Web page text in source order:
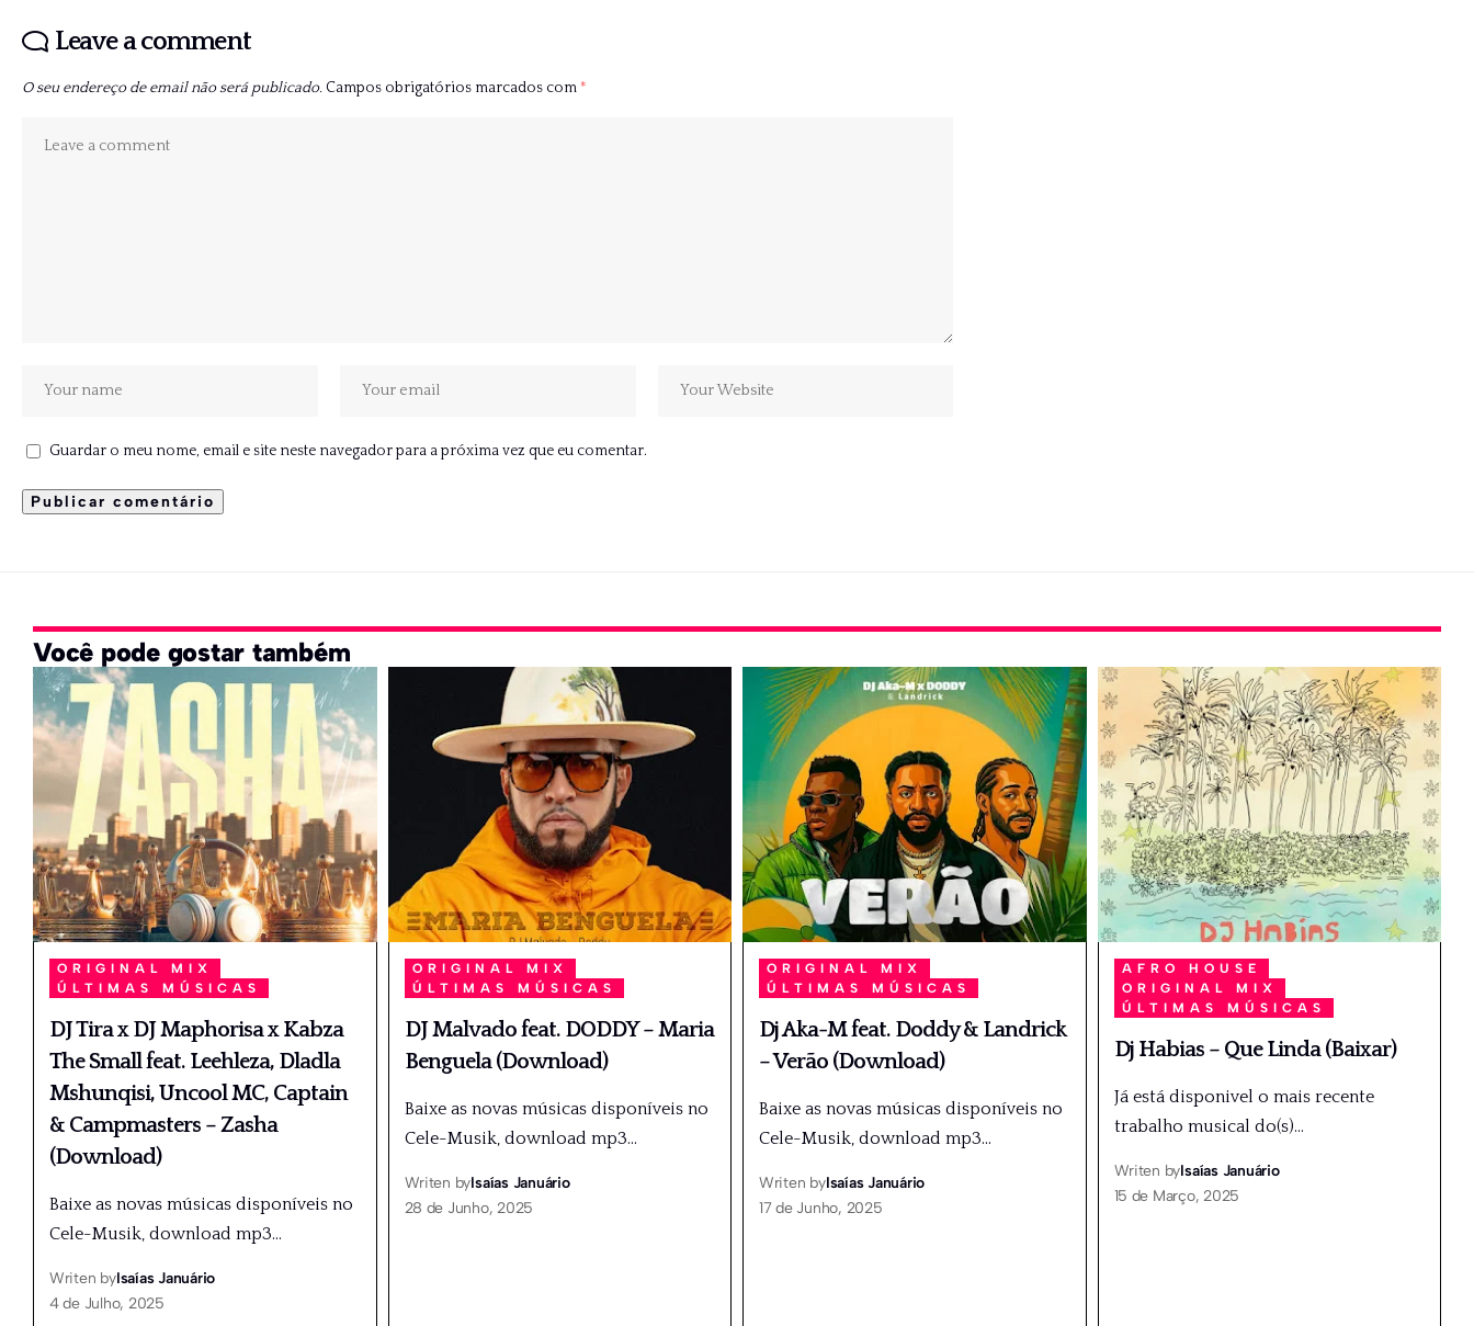
Leave a comment
O seu endereço de email não será publicado. Campos obrigatórios marcados com*
Guardar o meu nome, email e site neste navegador para a próxima vez que eu comentar.
Você pode gostar também
ORIGINAL MIX
ÚLTIMAS MÚSICAS
DJ Tira x DJ Maphorisa x Kabza
The Small feat. Leehleza, Dladla
Mshunqisi, Uncool MC, Captain
& Campmasters – Zasha
(Download)
Baixe as novas músicas disponíveis no
Cele-Musik, download mp3…
Writen byIsaías Januário
4 de Julho, 2025
ORIGINAL MIX
ÚLTIMAS MÚSICAS
DJ Malvado feat. DODDY – Maria
Benguela (Download)
Baixe as novas músicas disponíveis no
Cele-Musik, download mp3…
Writen byIsaías Januário
28 de Junho, 2025
ORIGINAL MIX
ÚLTIMAS MÚSICAS
Dj Aka-M feat. Doddy & Landrick
– Verão (Download)
Baixe as novas músicas disponíveis no
Cele-Musik, download mp3…
Writen byIsaías Januário
17 de Junho, 2025
AFRO HOUSE
ORIGINAL MIX
ÚLTIMAS MÚSICAS
Dj Habias – Que Linda (Baixar)
Já está disponivel o mais recente
trabalho musical do(s)…
Writen byIsaías Januário
15 de Março, 2025